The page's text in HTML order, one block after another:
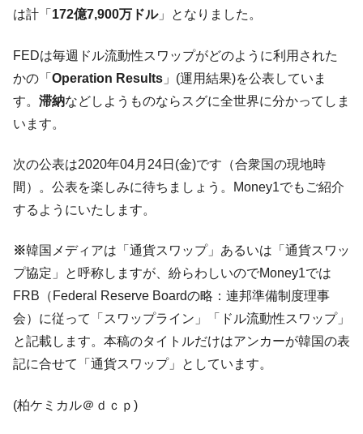
『Money1』
韓国･警察職員が「丸刈りになって抗議活
『Money1』
中国だけが鉄鋼輸出を異常増加させる ⇒ 中
国の過剰生産が世界を蝕む。
『Money1』
韓国製造業「半導体絶好調」のウラで他業
種は全般的「不調」⇒ PSIが示す現況は決して良くない。
ン』1人当たり賠償10万ウォンを認定 ⇒ 総額3兆7,000億
『Money1』 韓国で猛暑。南東部では干ばつ
『Money1』
韓国型イージス搭載の次世代駆逐艦
『Money1』
に韓国がいっちょがみしたのでは。
は韓国で『BYD』車は売れている。6カ月で対前年同期比
1.9倍！
『Money1』
在韓米国大使スティールが着韓！⇒ さっそ
ドを掲げる「在韓反米勢力」
は計「 172億7,900万ドル」となりました。
FEDは毎週ドル流動性スワップがどのように利用された
かの「 Operation Results 」(運用結果)を公表していま
す。 滞納などしようものならスグに全世界に分かってしま
います。
次の公表は2020年04月24日(金)です（合衆国の現地時
間）。公表を楽しみに待ちましょう。Money1でもご紹介
するようにいたします。
※韓国メディアは「通貨スワップ」あるいは「通貨スワッ
プ協定」と呼称しますが、紛らわしいのでMoney1では
FRB（Federal Reserve Boardの略：連邦準備制度理事
会）に従って「スワップライン」「ドル流動性スワップ」
と記載します。本稿のタイトルだけはアンカーが韓国の表
記に合せて「通貨スワップ」としています。
(柏ケミカル＠ｄｃｐ)